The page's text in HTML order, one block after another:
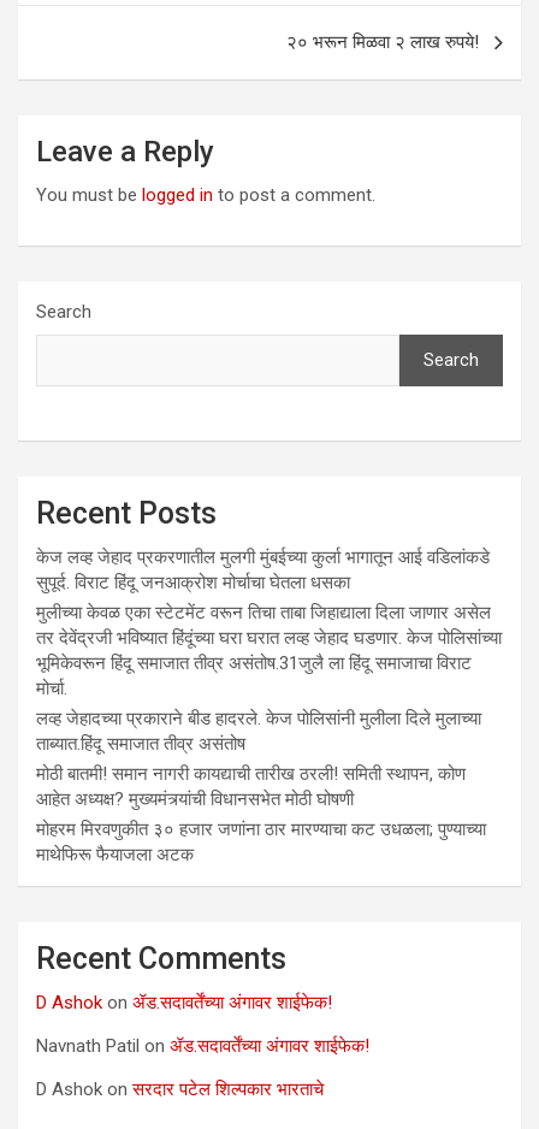
२० भरून मिळवा २ लाख रुपये!
Leave a Reply
You must be logged in to post a comment.
Search
Search
Recent Posts
केज लव्ह जेहाद प्रकरणातील मुलगी मुंबईच्या कुर्ला भागातून आई वडिलांकडे
सुपूर्द. विराट हिंदू जनआक्रोश मोर्चाचा घेतला धसका
मुलीच्या केवळ एका स्टेटमेंट वरून तिचा ताबा जिहाद्याला दिला जाणार असेल
तर देवेंद्रजी भविष्यात हिंदूंच्या घरा घरात लव्ह जेहाद घडणार. केज पोलिसांच्या
भूमिकेवरून हिंदू समाजात तीव्र असंतोष.31जुलै ला हिंदू समाजाचा विराट
मोर्चा.
लव्ह जेहादच्या प्रकाराने बीड हादरले. केज पोलिसांनी मुलीला दिले मुलाच्या
ताब्यात.हिंदू समाजात तीव्र असंतोष
मोठी बातमी! समान नागरी कायद्याची तारीख ठरली! समिती स्थापन, कोण
आहेत अध्यक्ष? मुख्यमंत्र्यांची विधानसभेत मोठी घोषणी
मोहरम मिरवणुकीत ३० हजार जणांना ठार मारण्‍याचा कट उधळला; पुण्‍याच्‍या
माथेफिरू फैयाजला अटक
Recent Comments
D Ashok on ॲड.सदावर्तेंच्या अंगावर शाईफेक!
Navnath Patil on ॲड.सदावर्तेंच्या अंगावर शाईफेक!
D Ashok onसरदार पटेल शिल्पकार भारताचे